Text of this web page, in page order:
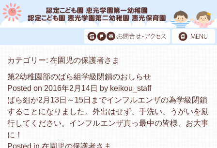
カテゴリー: 在園児の保護者さま
第2幼稚園部のばら組学級閉鎖のおしらせ
Posted on 2016年2月14日 by keikou_staff
ばら組が2月13日～15日までインフルエンザの為学級閉鎖
することになりました。外出はせず、手洗い、うがいを励
行してください。インフルエンザ真っ最中の皆様、お大事
に！